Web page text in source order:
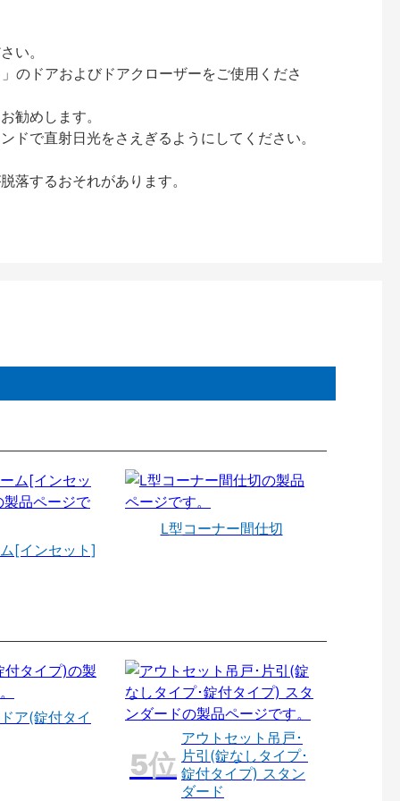
い。
のドアおよびドアクローザーをご使用くださ
勧めします。
で直射日光をさえぎるようにしてください。
するおそれがあります。
[インセット]
L型コーナー間仕切
ア(錠付タイ
アウトセット吊戸･
片引(錠なしタイプ･
錠付タイプ) スタン
ダード